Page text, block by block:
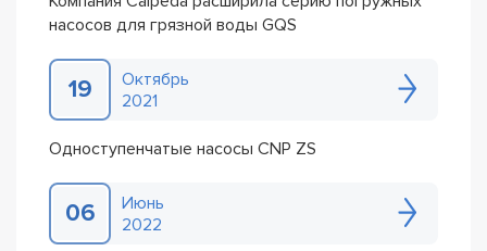
насосов для грязной воды GQS
19
Октябрь
2021
Одноступенчатые насосы CNP ZS
06
Июнь
2022